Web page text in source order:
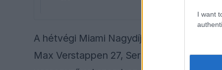
I want
A hétvégi Miami Nagydíj előtt Charles
Max Verstappen 27, Sergio Perez pedig